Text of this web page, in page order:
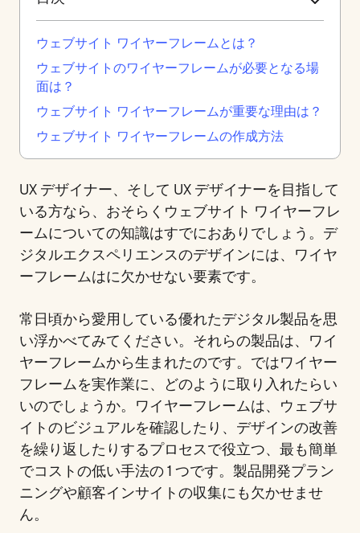
UX デザイナー、そして UX デザイナーを目指して
いる方なら、おそらくウェブサイト ワイヤーフレ
ームについての知識はすでにおありでしょう。デ
ジタルエクスペリエンスのデザインには、ワイヤ
ーフレームはに欠かせない要素です。
常日頃から愛用している優れたデジタル製品を思
い浮かべてみてください。それらの製品は、ワイ
ヤーフレームから生まれたのです。ではワイヤー
フレームを実作業に、どのように取り入れたらい
いのでしょうか。ワイヤーフレームは、ウェブサ
イトのビジュアルを確認したり、デザインの改善
を繰り返したりするプロセスで役立つ、最も簡単
でコストの低い手法の 1 つです。製品開発プラン
ニングや顧客インサイトの収集にも欠かせませ
ん。
ウェブサイト ワイヤーフレームとは？
ウェブサイトのワイヤーフレームが必要となる場
面は？
ウェブサイト ワイヤーフレームが重要な理由は？
ウェブサイト ワイヤーフレームの作成方法